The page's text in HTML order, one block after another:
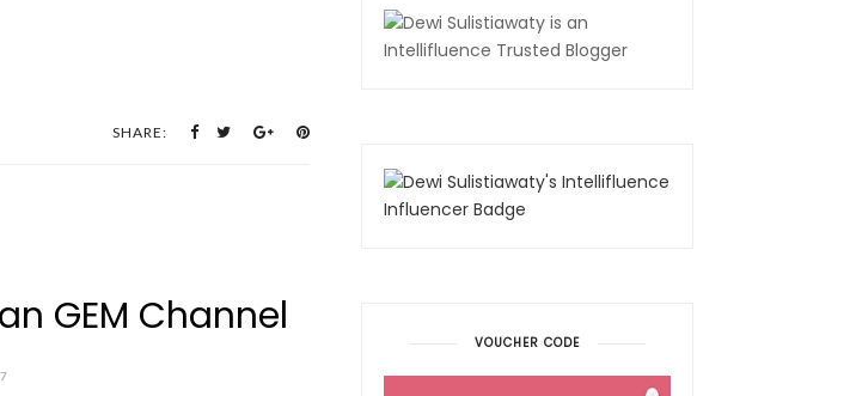
SHARE:
GEM Channel
VOUCHER CODE